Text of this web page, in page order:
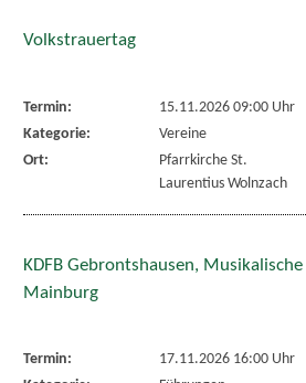
Volkstrauertag
Termin:
15.11.2026 09:00 Uhr
Kategorie:
Vereine
Ort:
Pfarrkirche St.
Laurentius Wolnzach
KDFB Gebrontshausen,
Mainburg
Termin:
17.11.2026 16:00 Uhr